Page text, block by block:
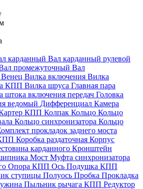
карданный Вал карданный рулевой
промежуточный Вал
Венец Вилка включения Вилка
КПП Вилка шруса Главная пара
штока включения передач Головка
ведомый Дифференциал Камера
КПП Колпак Кольцо Кольцо
Кольцо синхронизатора Кольцо
прокладок заднего моста
Коробка раздаточная Корпус
карданного Кронштейн
Мост Муфта синхронизатора
Опора КПП Ось Подушка КПП
ступицы Полуось Пробка Прокладка
Пыльник рычага КПП Редуктор